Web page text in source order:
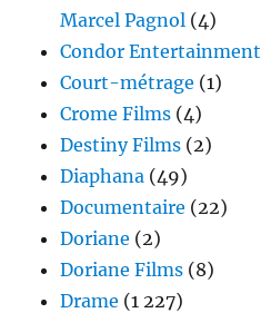
Marcel Pagnol (4)
Condor Entertainment
Court-métrage (1)
Crome Films (4)
Destiny Films (2)
Diaphana (49)
Documentaire (22)
Doriane (2)
Doriane Films (8)
Drame (1 227)